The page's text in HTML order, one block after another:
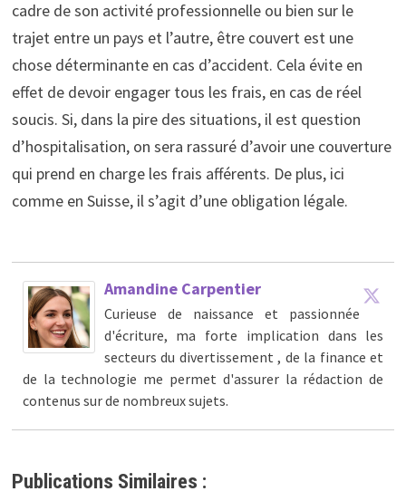
cadre de son activité professionnelle ou bien sur le
trajet entre un pays et l’autre, être couvert est une
chose déterminante en cas d’accident. Cela évite en
effet de devoir engager tous les frais, en cas de réel
soucis. Si, dans la pire des situations, il est question
d’hospitalisation, on sera rassuré d’avoir une couverture
qui prend en charge les frais afférents. De plus, ici
comme en Suisse, il s’agit d’une obligation légale.
Amandine Carpentier
Curieuse de naissance et passionnée
d'écriture, ma forte implication dans les
secteurs du divertissement , de la finance et
de la technologie me permet d'assurer la rédaction de
contenus sur de nombreux sujets.
Publications Similaires :